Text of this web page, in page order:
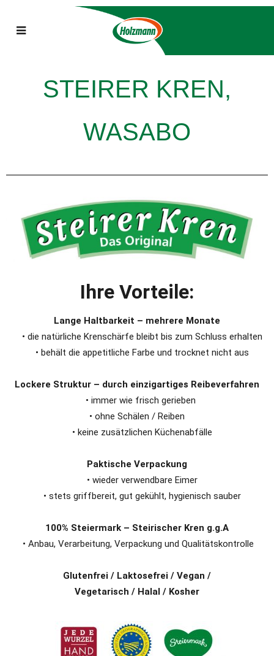
STEIRER KREN,
WASABO
Ihre Vorteile:
Lange Haltbarkeit – mehrere Monate
• die natürliche Krenschärfe bleibt bis zum Schluss erhalten
• behält die appetitliche Farbe und trocknet nicht aus
Lockere Struktur – durch einzigartiges Reibeverfahren
• immer wie frisch gerieben
• ohne Schälen / Reiben
• keine zusätzlichen Küchenabfälle
Paktische Verpackung
• wieder verwendbare Eimer
• stets griffbereit, gut gekühlt, hygienisch sauber
100% Steiermark – Steirischer Kren g.g.A
• Anbau, Verarbeitung, Verpackung und Qualitätskontrolle
Glutenfrei / Laktosefrei / Vegan /
Vegetarisch / Halal / Kosher